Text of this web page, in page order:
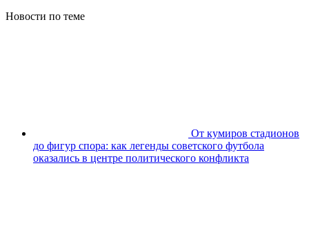
Новости по теме
От кумиров стадионов
до фигур спора: как легенды советского футбола
оказались в центре политического конфликта